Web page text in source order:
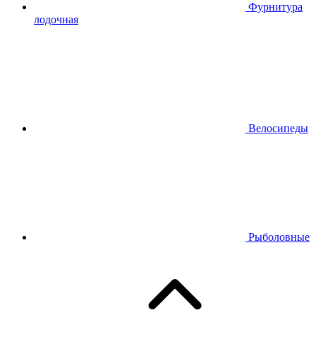
Фурнитура
лодочная
Велосипеды
Рыболовные